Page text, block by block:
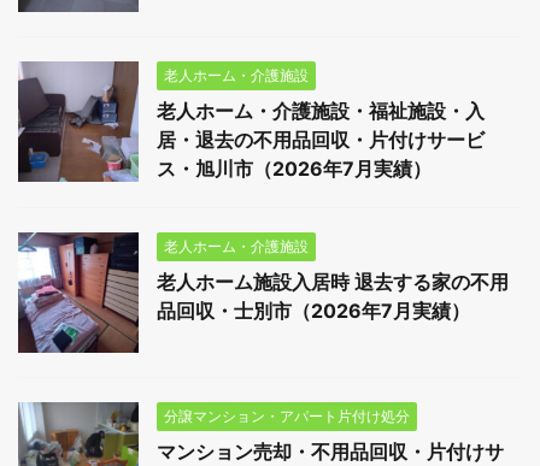
老人ホーム・介護施設
老人ホーム・介護施設・福祉施設・入
居・退去の不用品回収・片付けサービ
ス・旭川市（2026年7月実績）
老人ホーム・介護施設
老人ホーム施設入居時 退去する家の不用
品回収・士別市（2026年7月実績）
分譲マンション・アパート片付け処分
マンション売却・不用品回収・片付けサ